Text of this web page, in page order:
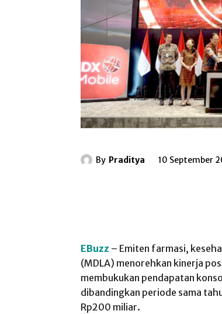
By Praditya 10 September
EBuzz – Emiten farmasi,
(MDLA) menorehkan kinerja
membukukan pendapatan
dibandingkan periode sama
Rp200 miliar.